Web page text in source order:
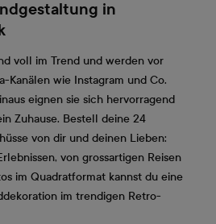
in
voll im Trend und werden vor
Kanälen wie Instagram und Co.
eignen sie sich hervorragend
Zuhause. Bestell deine 24
von dir und deinen Lieben:
von grossartigen Reisen
im Quadratformat kannst du eine
im trendigen Retro-